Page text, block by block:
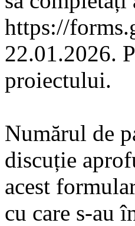
https://
22.01.2026.
proiectului.
Numărul de
discuție
acest
cu care s-au